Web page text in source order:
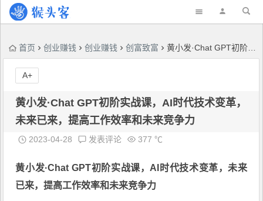
首页 创业赚钱 创业赚钱 创富致富 黄小发·Chat GPT初阶实战课，​AI时代技术变革，未来已来，提高工作效率和未来竞争力
黄小发·Chat GPT初阶实战课，​AI时代技术变革，
未来已来，提高工作效率和未来竞争力
2023-04-28 发表评论 377 ℃
黄小发·Chat GPT初阶实战课，​AI时代技术变革，未来
已来，提高工作效率和未来竞争力
A+